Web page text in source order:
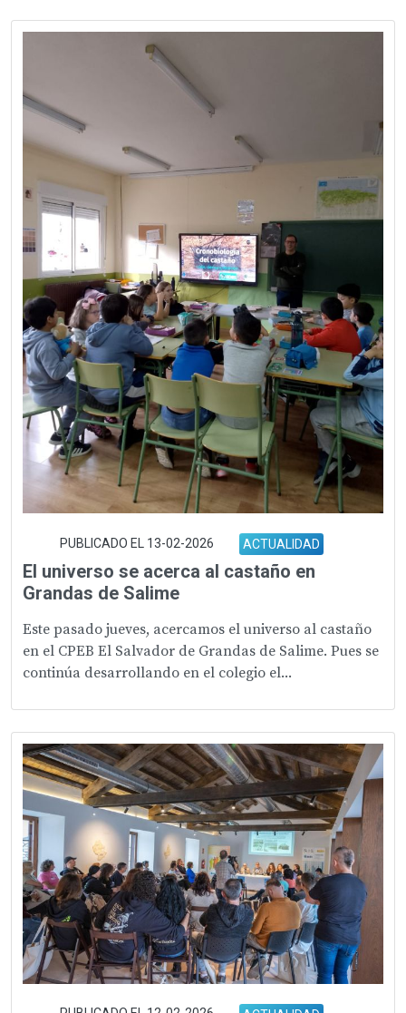
PUBLICADO EL 13-02-2026 ACTUALIDAD
El universo se acerca al castaño en
Grandas de Salime
Este pasado jueves, acercamos el universo al castaño
en el CPEB El Salvador de Grandas de Salime. Pues se
continúa desarrollando en el colegio el...